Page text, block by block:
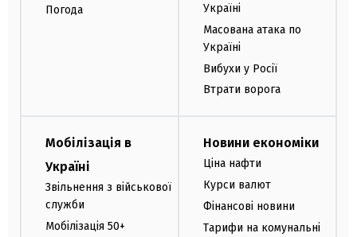
Погода
Україні
Масована атака по
Україні
Вибухи у Росії
Втрати ворога
Мобілізація в
Україні
Звільнення з військової
служби
Мобілізація 50+
Новини економіки
Ціна нафти
Курси валют
Фінансові новини
Тарифи на комунальні